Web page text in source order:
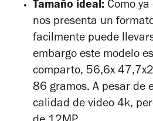
Tamaño ideal: Como ya
nos presenta un
facilmente puede
embargo este modelo
comparto, 56,6x
86 gramos. A pesar de
calidad de video 4k,